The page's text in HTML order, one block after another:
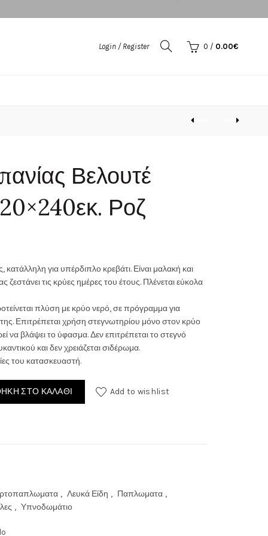
Login / Register 0 / 0.00€
Βελουτέ
Ροζ
για υπέρδιπλο κρεβάτι. Είναι μαλακή και
τις κρύες ημέρες του έτους. Πλένεται εύκολα
πλύση με κρύο νερό, σε πρόγραμμα για
Επιτρέπεται χρήση στεγνωτηρίου μόνο στον κρύο
να βλάψει το ύφασμα. Δεν επιτρέπεται το στεγνό
και δεν χρειάζεται σιδέρωμα.
του κατασκευαστή.
ΣΤΟ ΚΑΛΆΘΙ Add to wishlist
, Λευκά Είδη , Παπλωματα ,
, Υπνοδωμάτιο